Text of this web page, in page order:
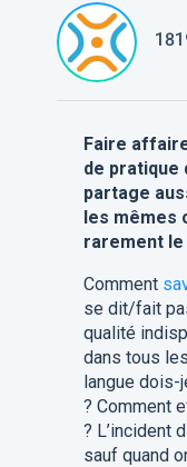
Faire
de pratique
partage
les mêmes
rarement le
Comment
se dit/fait
qualité
dans tous
langue dois-
? Comment
? L’incident
sauf quand